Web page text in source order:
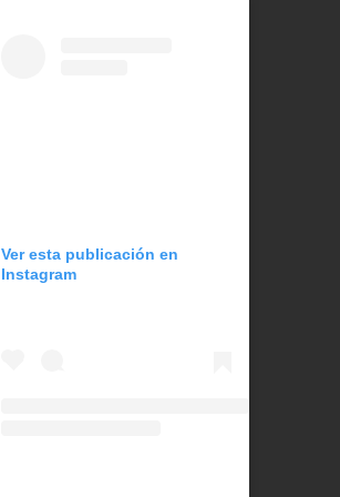
Ver esta publicación en
Instagram